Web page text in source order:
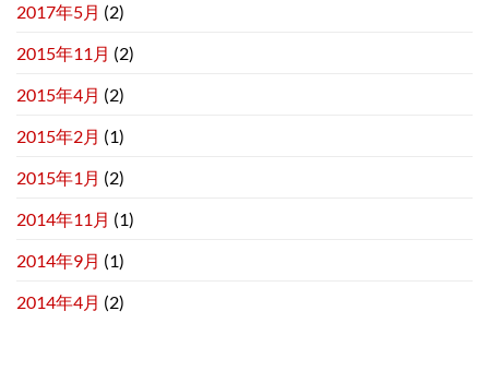
2017年5月 (2)
2015年11月 (2)
2015年4月 (2)
2015年2月 (1)
2015年1月 (2)
2014年11月 (1)
2014年9月 (1)
2014年4月 (2)